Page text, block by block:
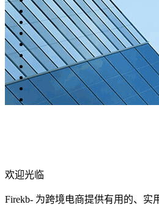
欢迎光临
Firekb- 为跨境电商提供有用的、实